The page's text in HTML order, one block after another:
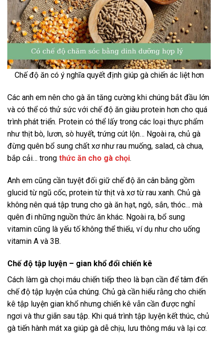
Chế độ ăn có ý nghĩa quyết định giúp gà chiến ác liệt hơn
Các anh em nên cho gà ăn tăng cường khi chúng bắt đầu lớn
và có thể có thử sức với chế độ ăn giàu protein hơn cho quá
trình phát triển. Protein có thể lấy trong các loại thực phẩm
như thịt bò, lươn, sò huyết, trứng cút lộn… Ngoài ra, chủ gà
đừng quên bổ sung chất xơ như rau muống, salad, cà chua,
bắp cải… trong thức ăn cho gà chọi.
Anh em cũng cần tuyệt đối giữ chế độ ăn cân bằng gồm
glucid từ ngũ cốc, protein từ thịt và xơ từ rau xanh. Chủ gà
không nên quá tập trung cho gà ăn hạt, ngô, sắn, thóc… mà
quên đi những nguồn thức ăn khác. Ngoài ra, bổ sung
vitamin cũng là yếu tố không thể thiếu, ví dụ như cho uống
vitamin A và 3B.
Chế độ tập luyện – gian khổ đổi chiến kê
Cách làm gà chọi máu chiến tiếp theo là bạn cần để tâm đến
chế độ tập luyện của chúng. Chủ gà cần hiểu rằng cho chiến
kê tập luyện gian khổ nhưng chiến kê vẫn cần được nghỉ
ngơi và thư giãn sau tập. Khi quá trình tập luyện kết thúc, chủ
gà tiến hành mát xa giúp gà dễ chịu, lưu thông máu và lại cơ.